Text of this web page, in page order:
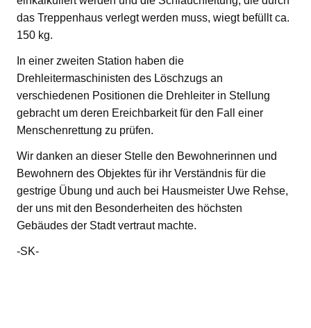
das Treppenhaus verlegt werden muss, wiegt befüllt ca.
150 kg.
In einer zweiten Station haben die
Drehleitermaschinisten des Löschzugs an
verschiedenen Positionen die Drehleiter in Stellung
gebracht um deren Ereichbarkeit für den Fall einer
Menschenrettung zu prüfen.
Wir danken an dieser Stelle den Bewohnerinnen und
Bewohnern des Objektes für ihr Verständnis für die
gestrige Übung und auch bei Hausmeister Uwe Rehse,
der uns mit den Besonderheiten des höchsten
Gebäudes der Stadt vertraut machte.
-SK-